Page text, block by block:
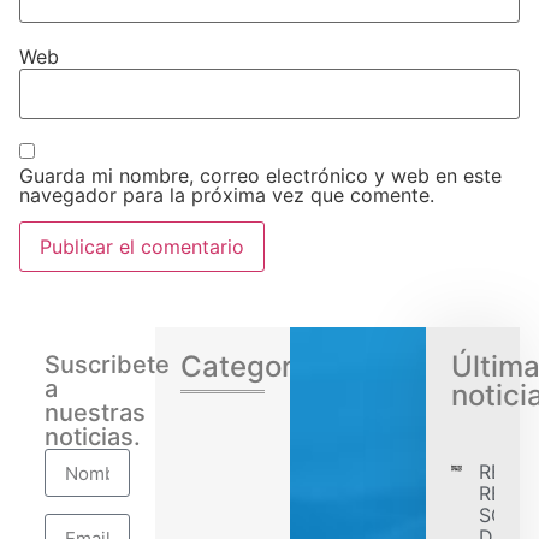
Web
Guarda mi nombre, correo electrónico y web en este
navegador para la próxima vez que comente.
Suscribete
a
nuestras
noticias.
Categorias